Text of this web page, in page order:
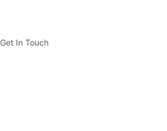
Get In Touch